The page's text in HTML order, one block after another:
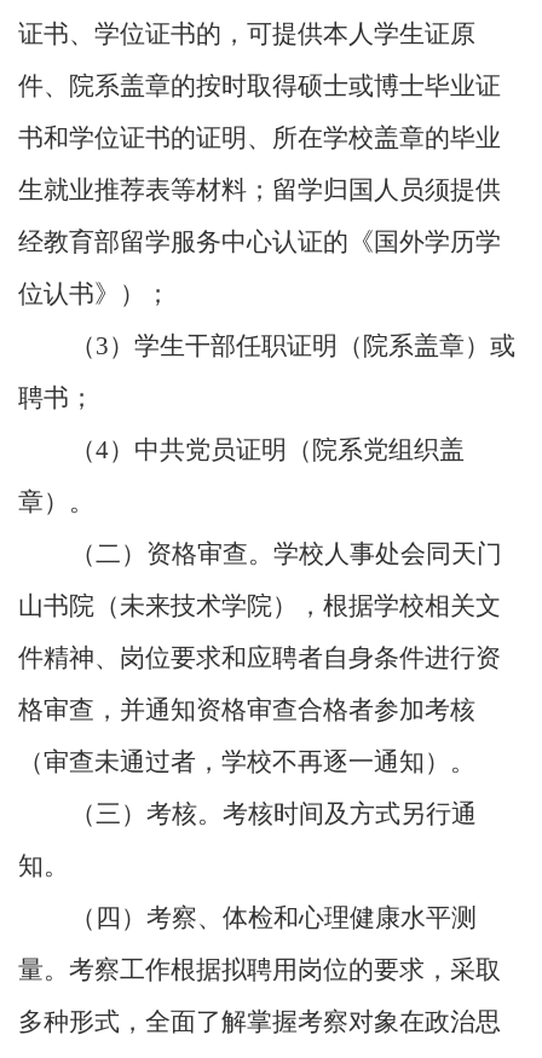
证书、学位证书的，可提供本人学生证原
件、院系盖章的按时取得硕士或博士毕业证
书和学位证书的证明、所在学校盖章的毕业
生就业推荐表等材料；留学归国人员须提供
经教育部留学服务中心认证的《国外学历学
位认书》）；
（3）学生干部任职证明（院系盖章）或
聘书；
（4）中共党员证明（院系党组织盖
章）。
（二）资格审查。学校人事处会同天门
山书院（未来技术学院），根据学校相关文
件精神、岗位要求和应聘者自身条件进行资
格审查，并通知资格审查合格者参加考核
（审查未通过者，学校不再逐一通知）。
（三）考核。考核时间及方式另行通
知。
（四）考察、体检和心理健康水平测
量。考察工作根据拟聘用岗位的要求，采取
多种形式，全面了解掌握考察对象在政治思